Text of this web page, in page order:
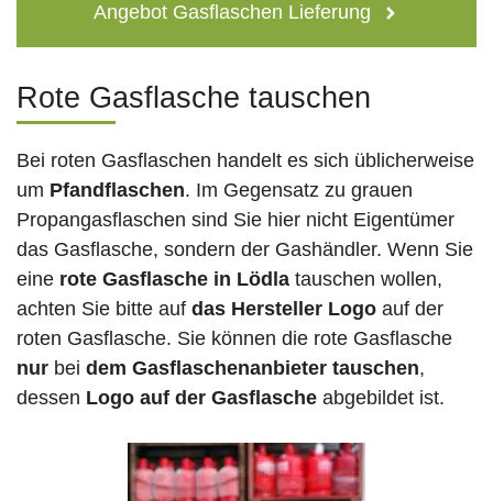
Angebot Gasflaschen Lieferung
Rote Gasflasche tauschen
Bei roten Gasflaschen handelt es sich üblicherweise
um Pfandflaschen. Im Gegensatz zu grauen
Propangasflaschen sind Sie hier nicht Eigentümer
das Gasflasche, sondern der Gashändler. Wenn Sie
eine rote Gasflasche in Lödla tauschen wollen,
achten Sie bitte auf das Hersteller Logo auf der
roten Gasflasche. Sie können die rote Gasflasche
nur bei dem Gasflaschenanbieter tauschen,
dessen Logo auf der Gasflasche abgebildet ist.